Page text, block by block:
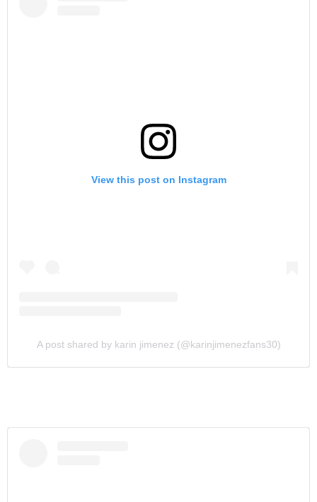
View this post on Instagram
A post shared by karin jimenez (@karinjimenezfans30)